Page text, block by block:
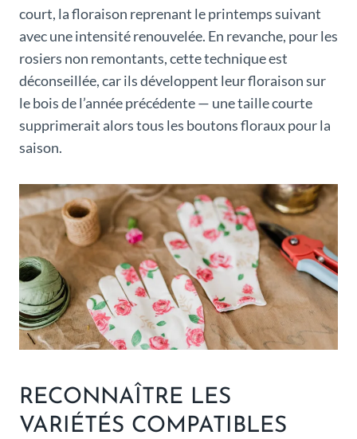
court, la floraison reprenant le printemps suivant
avec une intensité renouvelée. En revanche, pour les
rosiers non remontants, cette technique est
déconseillée, car ils développent leur floraison sur
le bois de l’année précédente — une taille courte
supprimerait alors tous les boutons floraux pour la
saison.
RECONNAÎTRE LES
VARIÉTÉS COMPATIBLES